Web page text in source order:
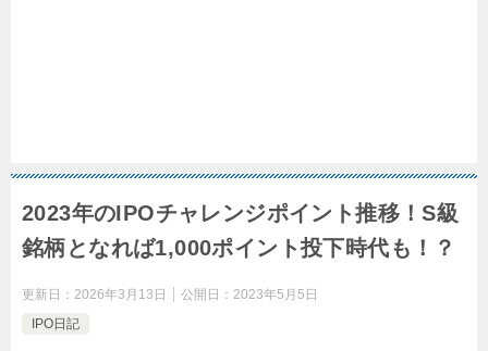
2023年のIPOチャレンジポイント推移！S級
銘柄となれば1,000ポイント投下時代も！？
更新日： 2026年3月13日 公開日： 2023年5月5日
IPO日記